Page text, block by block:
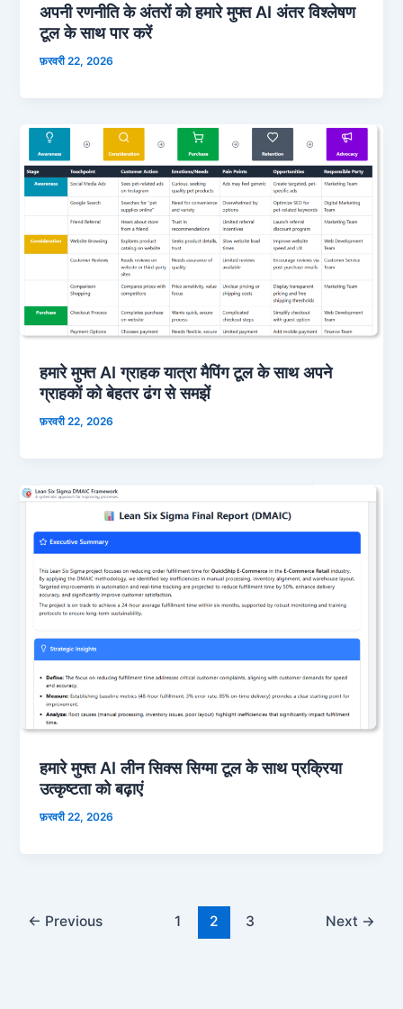
अपनी रणनीति के अंतरों को हमारे मुफ्त AI अंतर विश्लेषण
टूल के साथ पार करें
फ़रवरी 22, 2026
हमारे मुफ्त AI ग्राहक यात्रा मैपिंग टूल के साथ अपने
ग्राहकों को बेहतर ढंग से समझें
फ़रवरी 22, 2026
हमारे मुफ्त AI लीन सिक्स सिग्मा टूल के साथ प्रक्रिया
उत्कृष्टता को बढ़ाएं
फ़रवरी 22, 2026
← Previous 1 2 3 Next →